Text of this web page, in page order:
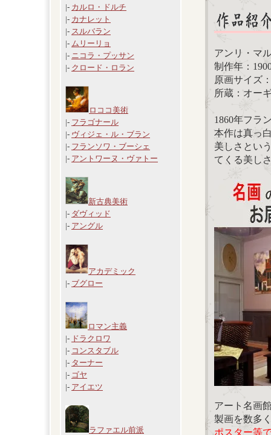
|- カルロ・ドルチ
|- カナレット
|- スルバラン
|- ムリーリョ
|- ニコラ・プッサン
|- クロード・ロラン
ロココ美術
|- フラゴナール
|- ヴィジェ・ル・ブラン
|- フランソワ・ブーシェ
|- アントワーヌ・ヴァトー
新古典美術
|- ダヴィッド
|- アングル
アカデミック
|- ブグロー
ロマン主義
|- ドラクロワ
|- コンスタブル
|- ターナー
|- ゴヤ
|- アイエツ
ラファエル前派
アンリ・マ
制作年：
原画サイズ
所蔵：オー
1860年フラ
本作は真っ
美しさとい
てくる美し
アート名画
製画を数多
ポスター等